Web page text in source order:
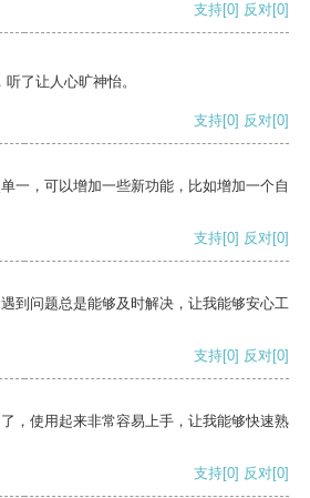
支持[0] 反对[0]
了让人心旷神怡。
支持[0] 反对[0]
一，可以增加一些新功能，比如增加一个自
支持[0] 反对[0]
到问题总是能够及时解决，让我能够安心工
支持[0] 反对[0]
，使用起来非常容易上手，让我能够快速熟
支持[0] 反对[0]